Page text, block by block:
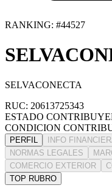
RANKING: #44527
SELVACONECTA
RUC: 20613725343
ESTADO
CONDICION
PERFIL INFO
NORMAS LEGALES
COMERCIO EXTERIOR
TOP RUBRO